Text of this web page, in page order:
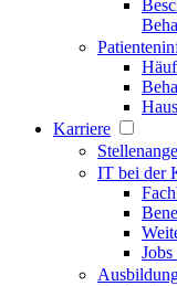
Karriere
IT bei der